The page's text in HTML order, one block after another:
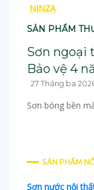
NINZA
SẢN PHẨM
Sơn ngoại
Bảo vệ 4
27 Tháng ba
Sơn bóng bền
SẢN PHẨM
Sơn nước nội